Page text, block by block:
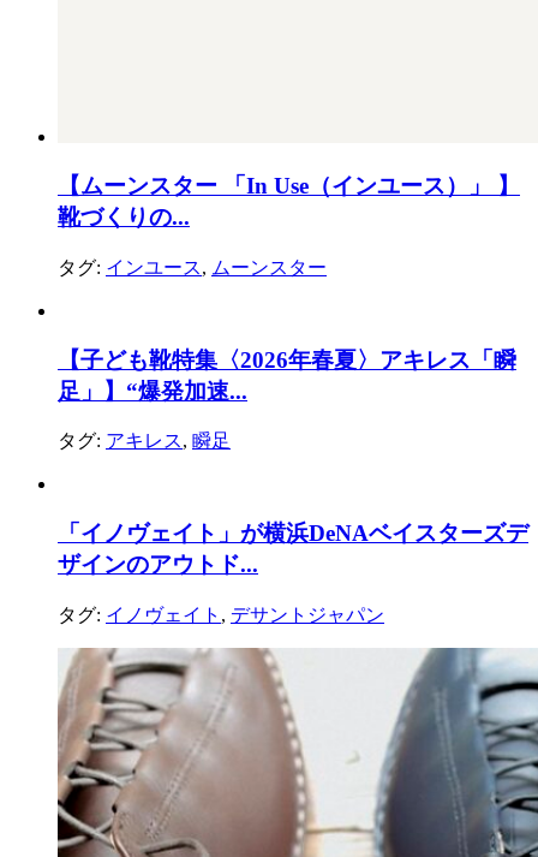
【ムーンスター 「In Use（インユース）」 】
靴づくりの...
タグ: インユース, ムーンスター
【子ども靴特集〈2026年春夏〉アキレス「瞬
足」】“爆発加速...
タグ: アキレス, 瞬足
「イノヴェイト」が横浜DeNAベイスターズデ
ザインのアウトド...
タグ: イノヴェイト , デサントジャパン